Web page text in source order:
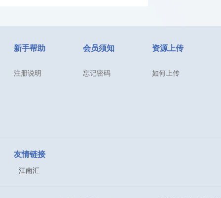
新手帮助
注册说明
会员须知
忘记密码
资源上传
如何上传
友情链接
江南汇